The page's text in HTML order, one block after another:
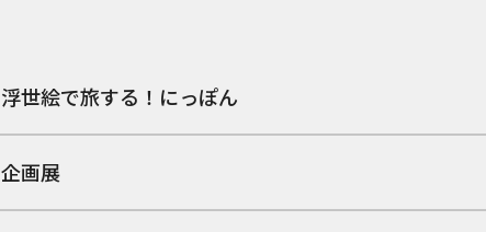
浮世絵で旅する！にっぽん
企画展